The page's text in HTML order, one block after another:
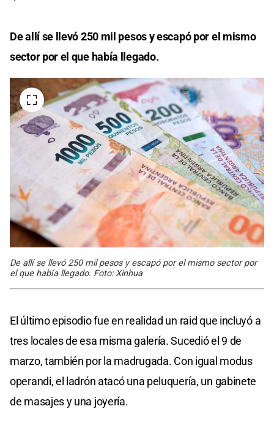
De allí se llevó 250 mil pesos y escapó por el mismo
sector por el que había llegado.
De allí se llevó 250 mil pesos y escapó por el mismo sector por
el que había llegado. Foto: Xinhua
El último episodio fue en realidad un raid que incluyó a
tres locales de esa misma galería. Sucedió el 9 de
marzo, también por la madrugada. Con igual modus
operandi, el ladrón atacó una peluquería, un gabinete
de masajes y una joyería.